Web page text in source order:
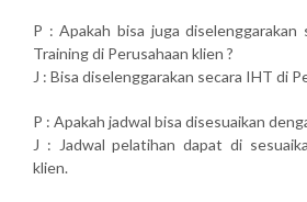
P : Apakah bisa juga
Training di Perusahaan klien ?
J : Bisa diselenggarakan secara IHT di
P : Apakah jadwal bisa disesuaikan
J : Jadwal pelatihan dapat di
klien.